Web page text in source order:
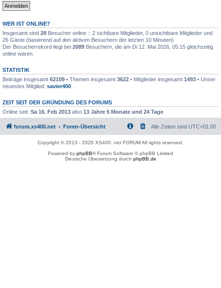
WER IST ONLINE?
Insgesamt sind 28 Besucher online :: 2 sichtbare Mitglieder, 0 unsichtbare Mitglieder und
26 Gäste (basierend auf den aktiven Besuchern der letzten 10 Minuten)
Der Besucherrekord liegt bei 2089 Besuchern, die am Di 12. Mai 2026, 05:15 gleichzeitig
online waren.
STATISTIK
Beiträge insgesamt 62109 • Themen insgesamt 3622 • Mitglieder insgesamt 1493 • Unser
neuestes Mitglied: savier400
ZEIT SEIT DER GRÜNDUNG DES FORUMS
Online seit: Sa 16. Feb 2013 also 13 Jahre 5 Monate und 24 Tage
forum.xs400.net Foren-Übersicht Alle Zeiten sind UTC+01:00
Copyright © 2013 - 2026 XS400 .net FORUM All rights reserved.
Powered by phpBB® Forum Software © phpBB Limited
Deutsche Übersetzung durch phpBB.de